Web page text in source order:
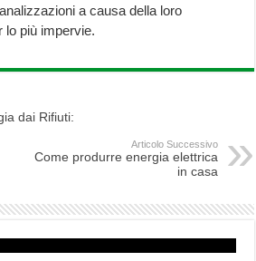
a causa della loro
lo più impervie.
dai Rifiuti:
Articolo Successivo
Come produrre energia elettrica
in casa